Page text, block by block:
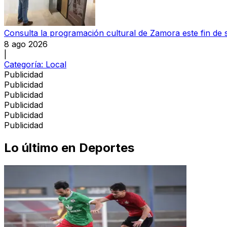
Consulta la programación cultural de Zamora este fin de
8 ago 2026
Categoría: Local
Publicidad
Publicidad
Publicidad
Publicidad
Publicidad
Publicidad
Lo último en Deportes